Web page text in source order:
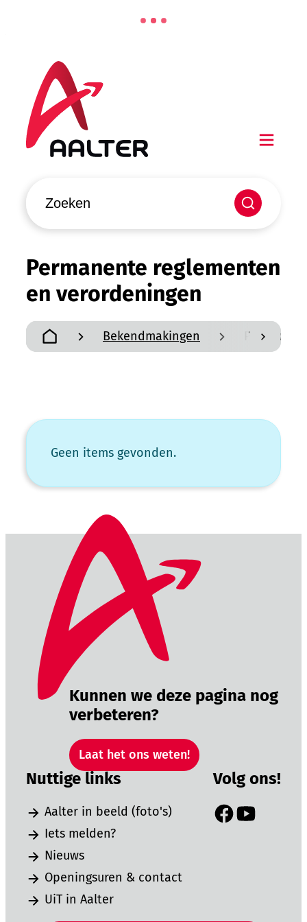
Aalter
Zoeken
Permanente reglementen
en verordeningen
scroll
Startpagina
Bekendmakingen
Geen items gevonden.
Kunnen we deze pagina nog
verbeteren?
Laat het ons weten!
Nuttige links
Aalter in beeld (foto's)
Iets melden?
Nieuws
Openingsuren & contact
UiT in Aalter
Volg ons!
Facebook
YouTube